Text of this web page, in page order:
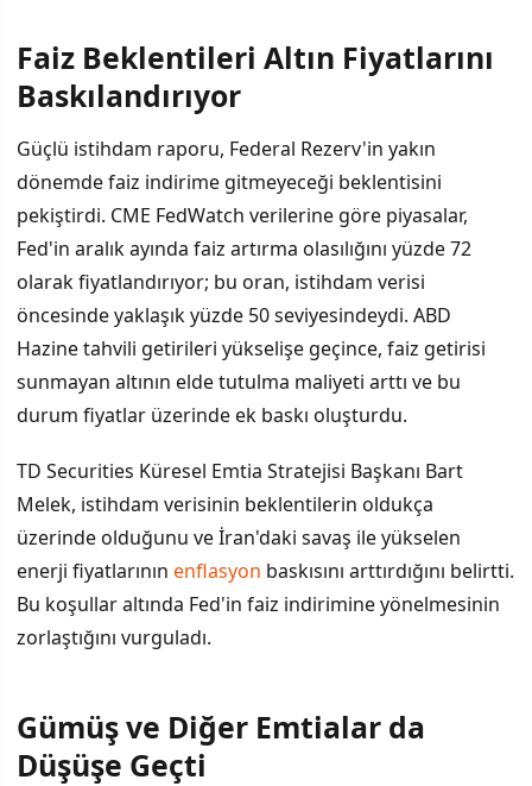
Faiz Beklentileri Altın Fiyatlarını
Baskılandırıyor
Güçlü istihdam raporu, Federal Rezerv'in yakın
dönemde faiz indirime gitmeyeceği beklentisini
pekiştirdi. CME FedWatch verilerine göre piyasalar,
Fed'in aralık ayında faiz artırma olasılığını yüzde 72
olarak fiyatlandırıyor; bu oran, istihdam verisi
öncesinde yaklaşık yüzde 50 seviyesindeydi. ABD
Hazine tahvili getirileri yükselişe geçince, faiz getirisi
sunmayan altının elde tutulma maliyeti arttı ve bu
durum fiyatlar üzerinde ek baskı oluşturdu.
TD Securities Küresel Emtia Stratejisi Başkanı Bart
Melek, istihdam verisinin beklentilerin oldukça
üzerinde olduğunu ve İran'daki savaş ile yükselen
enerji fiyatlarının enflasyon baskısını arttırdığını belirtti.
Bu koşullar altında Fed'in faiz indirimine yönelmesinin
zorlaştığını vurguladı.
Gümüş ve Diğer Emtialar da
Düşüşe Geçti